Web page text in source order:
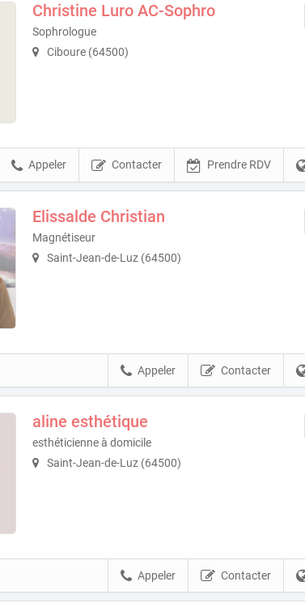
Christine Luro AC-Sophro
Sophrologue
Ciboure (64500)
Prendre RDV
Contacter
Appeler
Elissalde Christian
Magnétiseur
Saint-Jean-de-Luz (64500)
Contacter
Appeler
aline esthétique
esthéticienne à domicile
Saint-Jean-de-Luz (64500)
Contacter
Appeler